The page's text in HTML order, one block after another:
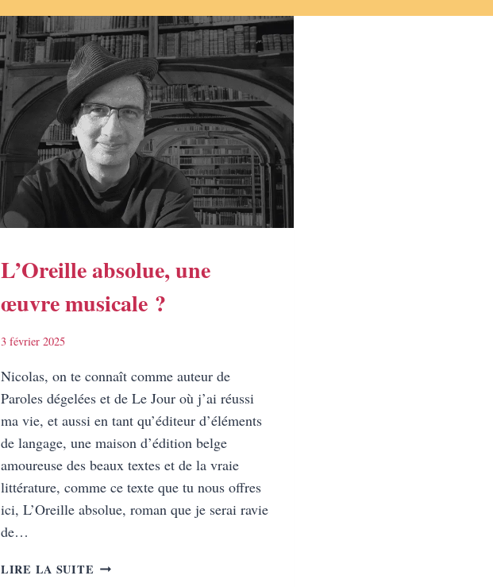
L’Oreille absolue, une
œuvre musicale ?
3 février 2025
Nicolas, on te connaît comme auteur de
Paroles dégelées et de Le Jour où j’ai réussi
ma vie, et aussi en tant qu’éditeur d’éléments
de langage, une maison d’édition belge
amoureuse des beaux textes et de la vraie
littérature, comme ce texte que tu nous offres
ici, L’Oreille absolue, roman que je serai ravie
de…
LIRE LA SUITE L’OREILLE